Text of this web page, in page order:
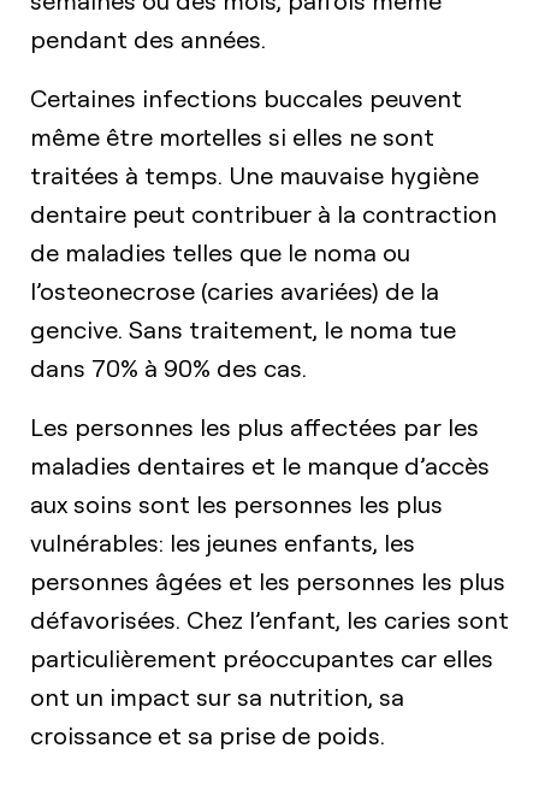
pendant des années.
Certaines infections buccales peuvent
même être mortelles si elles ne sont
traitées à temps. Une mauvaise hygiène
dentaire peut contribuer à la contraction
de maladies telles que le noma ou
l’osteonecrose (caries avariées) de la
gencive. Sans traitement, le noma tue
dans 70% à 90% des cas.
Les personnes les plus affectées par les
maladies dentaires et le manque d’accès
aux soins sont les personnes les plus
vulnérables: les jeunes enfants, les
personnes âgées et les personnes les plus
défavorisées. Chez l’enfant, les caries sont
particulièrement préoccupantes car elles
ont un impact sur sa nutrition, sa
croissance et sa prise de poids.